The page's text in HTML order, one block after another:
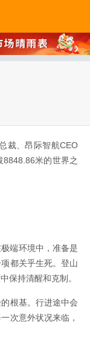
裁、昂际智航CEO
米的世界之
端环境中，准备是
都关乎生死。登山
保持清醒和克制。
根基。行进途中会
次意外状况来临，